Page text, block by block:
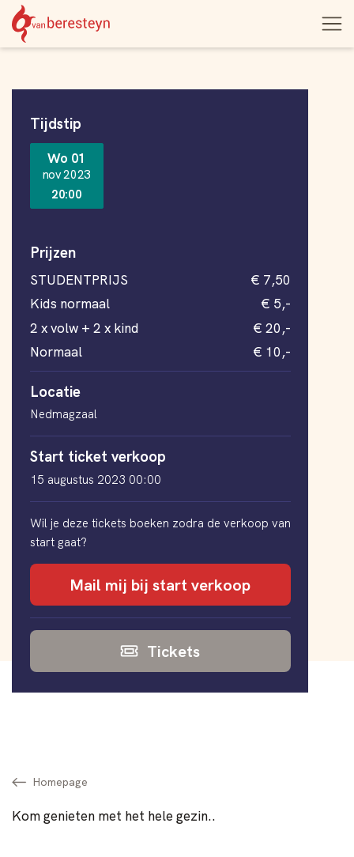
Navigatie
overslaan
Theater
vanBeresteyn
Open
Homepage
Kom genieten met het hele gezin..
Informatie
Tickets
Tijdstip
Wo 01
nov 2023
20:00
Prijzen
STUDENTPRIJS
€ 7,50
Kids normaal
€ 5,-
2 x volw + 2 x kind
€ 20,-
Normaal
€ 10,-
Locatie
Nedmagzaal
Start ticket verkoop
15 augustus 2023 00:00
Wil je deze tickets boeken zodra de verkoop van
start gaat?
Mail mij bij start verkoop